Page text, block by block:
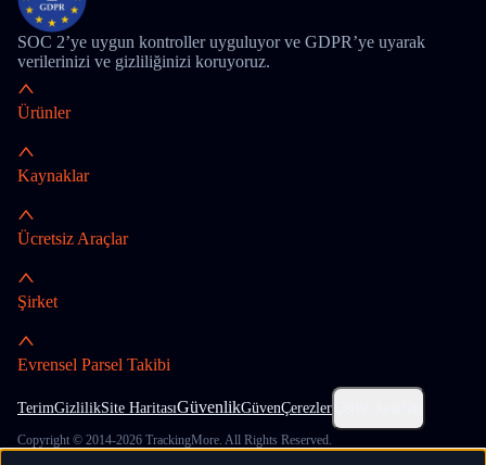
SOC 2’ye uygun kontroller uyguluyor ve GDPR’ye uyarak
verilerinizi ve gizliliğinizi koruyoruz.
Ürünler
Kaynaklar
Ücretsiz Araçlar
Şirket
Evrensel Parsel Takibi
TerimGizlilikSite HaritasıGüvenlikGüvenÇerezler
Copyright © 2014-2026 TrackingMore. All Rights Reserved.